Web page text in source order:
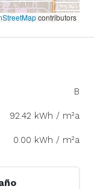
contributors
B
92.42 kWh / m²a
0.00 kWh / m²a